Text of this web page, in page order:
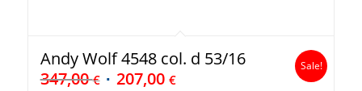
Andy Wolf 4548 col. d 53/16
347,00€ 207,00 €
Sale!